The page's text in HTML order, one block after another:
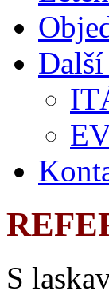
Další
S